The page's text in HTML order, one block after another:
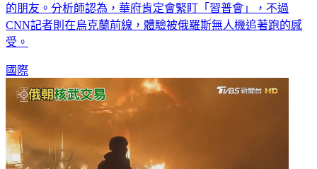
的朋友。分析師認為，華府肯定會緊盯「習普會」，不過
CNN記者則在烏克蘭前線，體驗被俄羅斯無人機追著跑的感
受。
國際